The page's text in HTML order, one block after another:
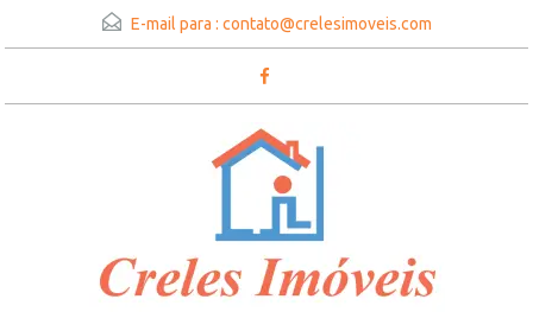
E-mail para : contato@crelesimoveis.com